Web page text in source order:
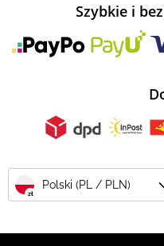
Szybkie i
zł
Polski (PL / PLN)